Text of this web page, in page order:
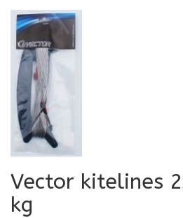
Vector kitelines
kg